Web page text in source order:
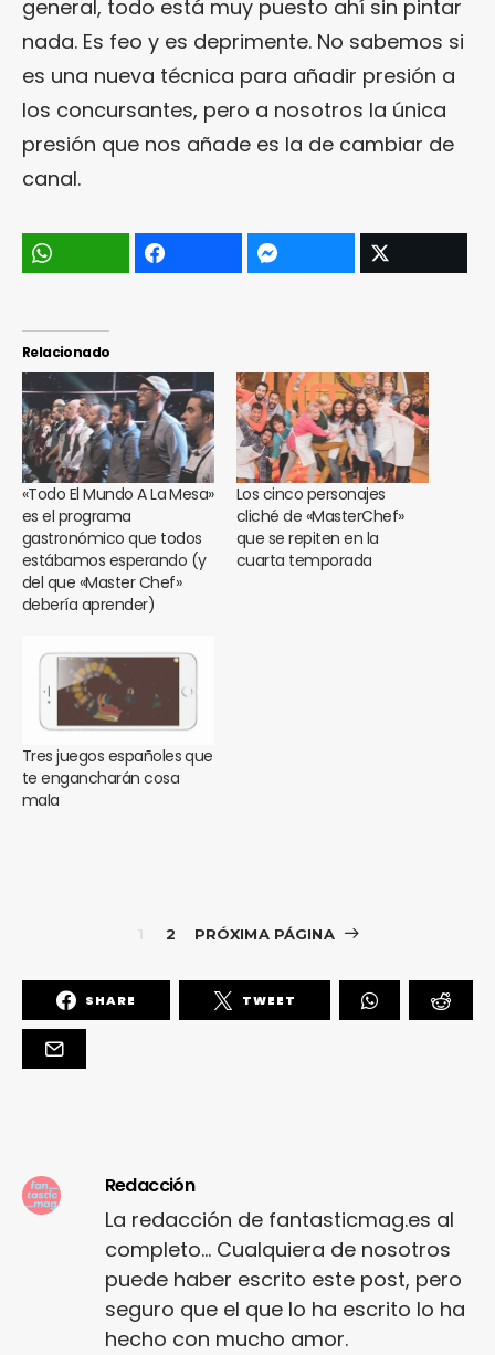
general, todo está muy puesto ahí sin pintar
nada. Es feo y es deprimente. No sabemos si
es una nueva técnica para añadir presión a
los concursantes, pero a nosotros la única
presión que nos añade es la de cambiar de
canal.
Relacionado
«Todo El Mundo A La Mesa»
es el programa
gastronómico que todos
estábamos esperando (y
del que «Master Chef»
debería aprender)
Los cinco personajes
cliché de «MasterChef»
que se repiten en la
cuarta temporada
Tres juegos españoles que
te engancharán cosa
mala
1 2 PRÓXIMA PÁGINA
SHARE TWEET
Redacción
La redacción de fantasticmag.es al
completo... Cualquiera de nosotros
puede haber escrito este post, pero
seguro que el que lo ha escrito lo ha
hecho con mucho amor.